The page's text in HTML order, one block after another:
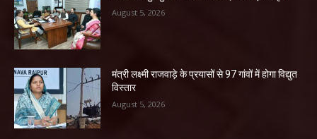
August 5, 2026
मंत्री लक्ष्मी राजवाड़े के प्रयासों से 97 गांवों में होगा विद्युत
विस्तार
August 5, 2026